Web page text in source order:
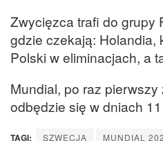
Zwycięzca trafi do grupy
gdzie czekają: Holandia,
Polski w eliminacjach, a
Mundial, po raz pierwszy
odbędzie się w dniach
TAGI: SZWECJA MUNDIAL